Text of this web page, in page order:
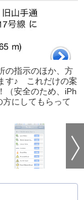
の指示のほか、方
す♪ これだけの案
（安全のため、iPh
にしてもらって